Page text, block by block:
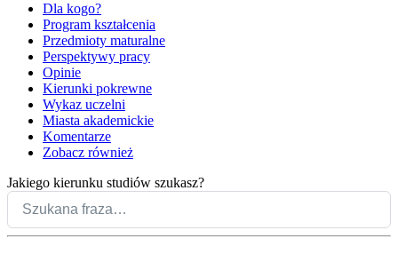
Dla kogo?
Program kształcenia
Przedmioty maturalne
Perspektywy pracy
Opinie
Kierunki pokrewne
Wykaz uczelni
Miasta akademickie
Komentarze
Zobacz również
Jakiego kierunku studiów szukasz?